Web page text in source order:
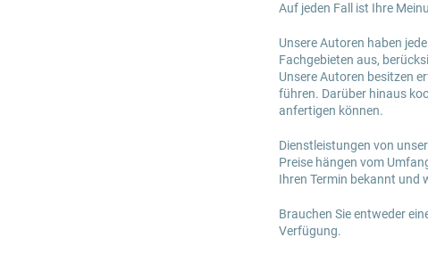
Auf jeden Fall ist Ihre
Unsere Autoren haben
Fachgebieten aus,
Unsere Autoren besitzen
führen. Darüber hinaus
anfertigen können.
Dienstleistungen von
Preise hängen vom
Ihren Termin bekannt und
Brauchen Sie entweder
Verfügung.